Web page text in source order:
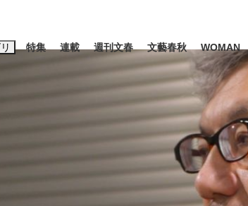
ライフ ビジネス
特集 連載 週刊文春 文藝春秋 WOMAN
キーワード入力
#後藤真希 #森岡毅 #城彰二